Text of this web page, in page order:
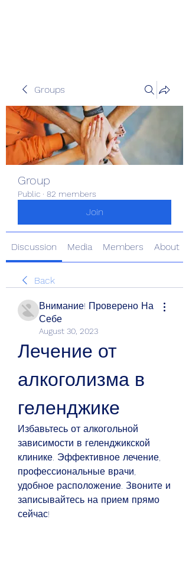
Groups
Group
Public · 82 members
Join
Discussion Media Members About
Back
Внимание! Проверено На
Себе
August 30, 2023
Лечение от
алкоголизма в
геленджике
Избавьтесь от алкогольной
зависимости в геленджикской
клинике. Эффективное лечение,
профессиональные врачи,
удобное расположение. Звоните и
записывайтесь на прием прямо
сейчас!